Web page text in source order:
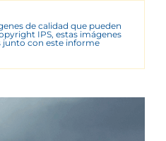
de calidad que pueden
IPS, estas imágenes
junto con este informe